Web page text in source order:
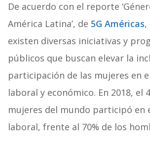
De acuerdo con el reporte
América Latina’, de 5G Américas,
existen diversas iniciativas y
públicos que buscan elevar la
participación de las mujeres en
laboral y económico. En 2018, el
mujeres del mundo participó en
laboral, frente al 70% de los